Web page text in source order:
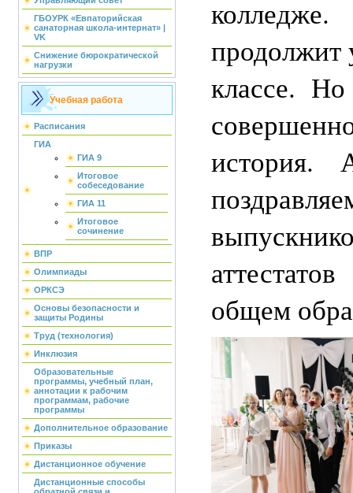
ГБОУРК «Евпаторийская
санаторная школа-интернат» |
VK
Снижение бюрократической
нагрузки
Учебная работа
Расписания
ГИА
ГИА 9
Итоговое
собеседование
ГИА 11
Итоговое
сочинение
ВПР
Олимпиады
ОРКСЭ
Основы безопасности и
защиты Родины
Труд (технология)
Инклюзия
Образовательные
программы, учебный план,
аннотации к рабочим
программам, рабочие
программы
Дополнительное образование
Приказы
Дистанционное обучение
Дистанционные способы
продолжит
классе.
история.
общем